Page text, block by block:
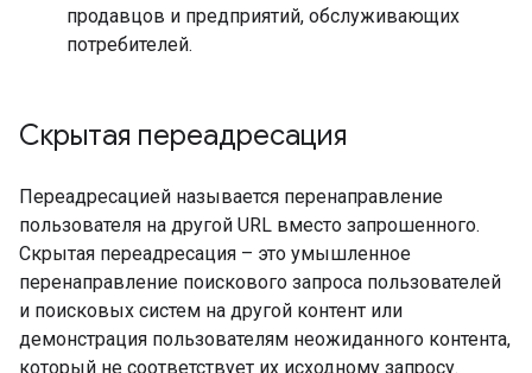
продавцов и предприятий, обслуживающих
потребителей.
Скрытая переадресация
Переадресацией называется перенаправление
пользователя на другой URL вместо запрошенного.
Скрытая переадресация – это умышленное
перенаправление поискового запроса пользователей
и поисковых систем на другой контент или
демонстрация пользователям неожиданного контента,
который не соответствует их исходному запросу.